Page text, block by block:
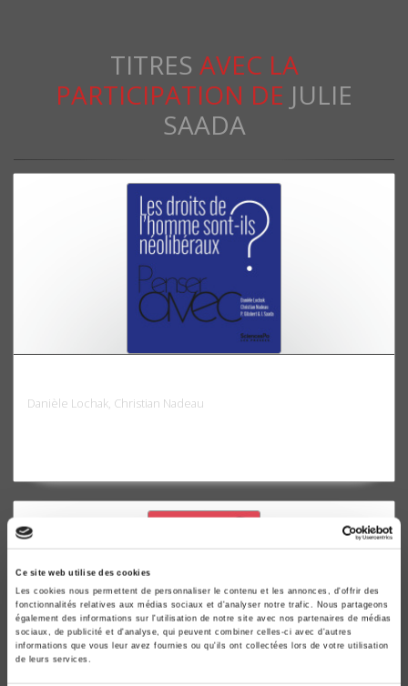
Ce site web utilise des cookies
Les cookies nous permettent de personnaliser le contenu et les annonces, d'offrir des
fonctionnalités relatives aux médias sociaux et d'analyser notre trafic. Nous partageons
également des informations sur l'utilisation de notre site avec nos partenaires de médias
sociaux, de publicité et d'analyse, qui peuvent combiner celles-ci avec d'autres
informations que vous leur avez fournies ou qu'ils ont collectées lors de votre utilisation
de leurs services.
TITRES AVEC LA
PARTICIPATION DE JULIE
SAADA
Danièle Lochak, Christian Nadeau